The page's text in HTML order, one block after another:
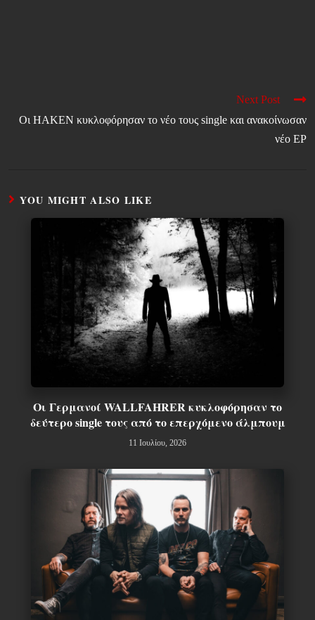
Next Post
Οι HAKEN κυκλοφόρησαν το νέο τους single και ανακοίνωσαν
νέο EP
YOU MIGHT ALSO LIKE
Οι Γερμανοί WALLFAHRER κυκλοφόρησαν το
δεύτερο single τους από το επερχόμενο άλμπουμ
11 Ιουλίου, 2026